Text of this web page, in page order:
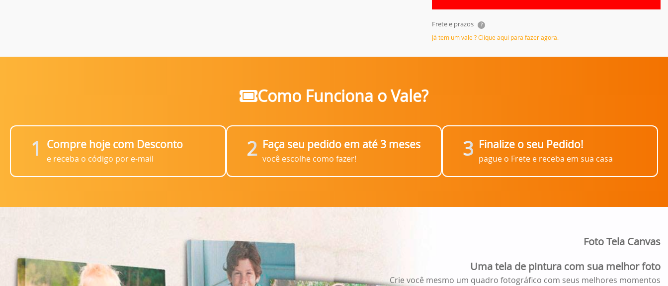
Frete e prazos ?
Já tem um vale ? Clique aqui para fazer agora.
Como Funciona o Vale?
1 Compre hoje com Desconto
e receba o código por e-mail 2 Faça seu pedido em até 3 meses
você escolhe como fazer! 3 Finalize o seu Pedido!
pague o Frete e receba em sua casa
Foto Tela Canvas
Uma tela de pintura com sua melhor foto
Crie você mesmo um quadro fotográfico com seus melhores momentos